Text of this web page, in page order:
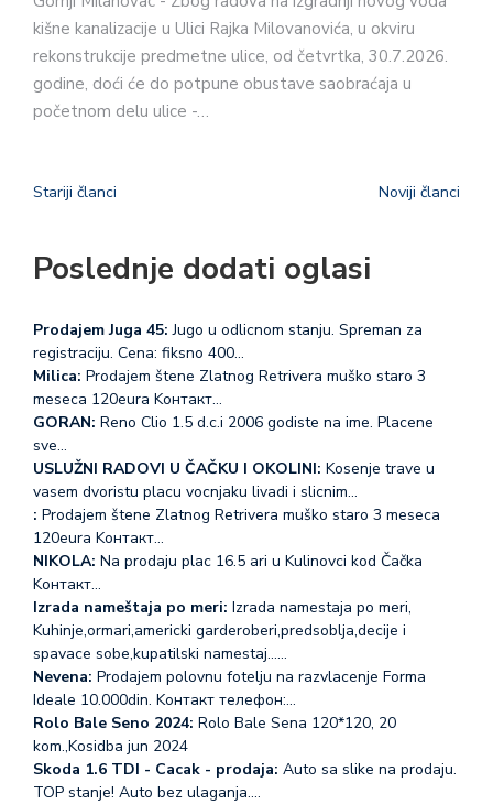
kišne kanalizacije u Ulici Rajka Milovanovića, u okviru
rekonstrukcije predmetne ulice, od četvrtka, 30.7.2026.
godine, doći će do potpune obustave saobraćaja u
početnom delu ulice -…
Stariji članci Noviji članci
Poslednje dodati oglasi
Prodajem Juga 45: Jugo u odlicnom stanju. Spreman za
registraciju. Cena: fiksno 400…
Milica: Prodajem štene Zlatnog Retrivera muško staro 3
meseca 120eura Koнтакт…
GORAN: Reno Clio 1.5 d.c.i 2006 godiste na ime. Placene
sve…
USLUŽNI RADOVI U ČAČKU I OKOLINI: Kosenje trave u
vasem dvoristu placu vocnjaku livadi i slicnim…
: Prodajem štene Zlatnog Retrivera muško staro 3 meseca
120eura Koнтакт…
NIKOLA: Na prodaju plac 16.5 ari u Kulinovci kod Čačka
Koнтакт…
Izrada nameštaja po meri: Izrada namestaja po meri,
Kuhinje,ormari,americki garderoberi,predsoblja,decije i
spavace sobe,kupatilski namestaj...…
Nevena: Prodajem polovnu fotelju na razvlacenje Forma
Ideale 10.000din. Koнтакт телефон:…
Rolo Bale Seno 2024: Rolo Bale Sena 120*120, 20
kom.,Kosidba jun 2024
Skoda 1.6 TDI - Cacak - prodaja: Auto sa slike na prodaju.
TOP stanje! Auto bez ulaganja.…